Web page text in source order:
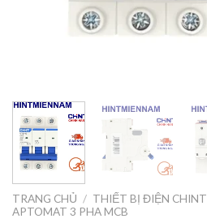
TRANG CHỦ / THIẾT BỊ ĐIỆN CHINT
APTOMAT 3 PHA MCB